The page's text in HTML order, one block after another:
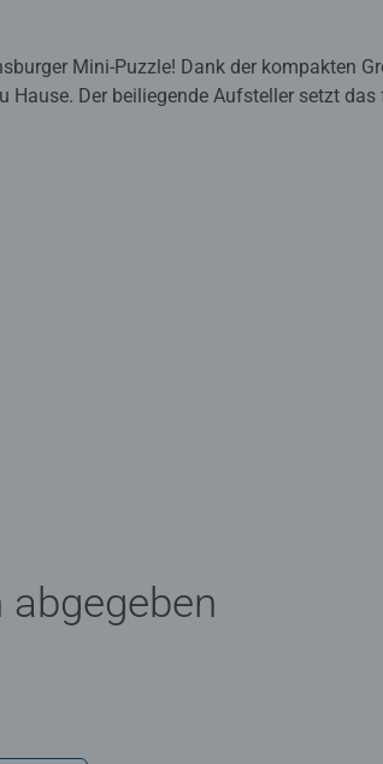
Mini-Puzzle! Dank der kompakten
Hause. Der beiliegende Aufsteller setzt
im Büro oder unterwegs! Die 100-
Minipuzzle einen kleinen Aufsteller,
kleines Geschenk. Geeignet für